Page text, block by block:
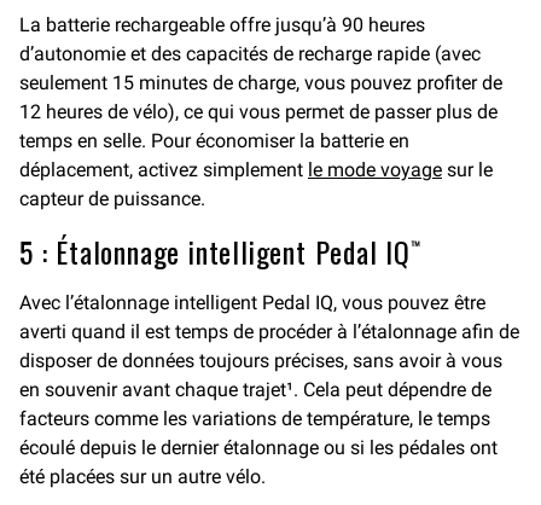
La batterie rechargeable offre jusqu’à 90 heures
d’autonomie et des capacités de recharge rapide (avec
seulement 15 minutes de charge, vous pouvez profiter de
12 heures de vélo), ce qui vous permet de passer plus de
temps en selle. Pour économiser la batterie en
déplacement, activez simplement le mode voyage sur le
capteur de puissance.
5 : Étalonnage intelligent Pedal IQ™
Avec l’étalonnage intelligent Pedal IQ, vous pouvez être
averti quand il est temps de procéder à l’étalonnage afin de
disposer de données toujours précises, sans avoir à vous
en souvenir avant chaque trajet¹. Cela peut dépendre de
facteurs comme les variations de température, le temps
écoulé depuis le dernier étalonnage ou si les pédales ont
été placées sur un autre vélo.